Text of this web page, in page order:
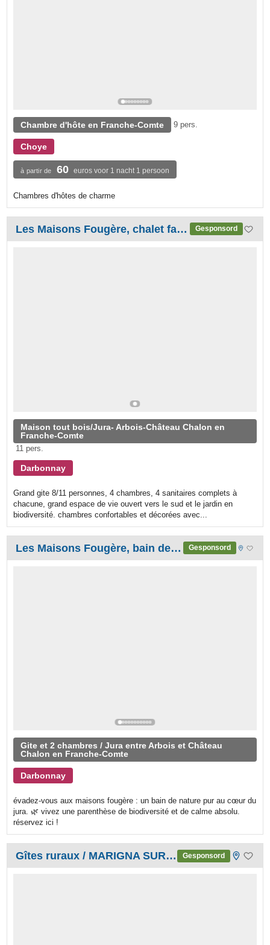
Chambre d'hôte en Franche-Comte 9 pers.
Choye
à partir de 60 euros voor 1 nacht 1 persoon
Chambres d'hôtes de charme
Les Maisons Fougère, chalet familial et nature Gesponsord
Maison tout bois/Jura- Arbois-Château Chalon en
Franche-Comte
11 pers.
Darbonnay
Grand gite 8/11 personnes, 4 chambres, 4 sanitaires complets à
chacune, grand espace de vie ouvert vers le sud et le jardin en
biodiversité. chambres confortables et décorées avec...
Les Maisons Fougère, bain de nature en Biodiversité - Jura Gesponsord
Gite et 2 chambres / Jura entre Arbois et Château
Chalon en Franche-Comte
Darbonnay
​évadez-vous aux maisons fougère : un bain de nature pur au cœur du
jura. 🌿 vivez une parenthèse de biodiversité et de calme absolu.
réservez ici !
Gîtes ruraux / MARIGNA SUR VALOUSE Gesponsord